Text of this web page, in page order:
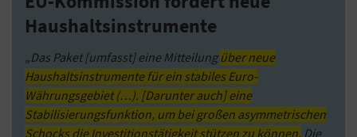
Haushaltsinstrumente
„Das Paket [umfasst] eine Mitteilungüber neue
Haushaltsinstrumente für ein stabiles Euro-
Währungsgebiet (…). [Darunter auch] eine
Stabilisierungsfunktion‚ um bei großen asymmetrischen
Schocks die Investitionstätigkeit stützen zu können. Die